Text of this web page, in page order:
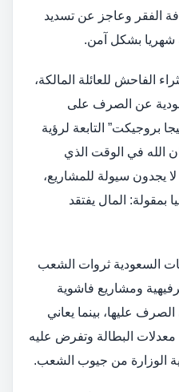
الفقر وعاجز عن تسديد
شهريا بشكل آمن.
الفاحش للعائلة المالكة،
عن الصرف على
بروجيكت” التابعة لرؤية
الله في الوقت الذي
يجدون سيولة للمشاريع،
بمقولة: المال يفتقد
السعودية ثروات الشعب
ومشاريع فاشوية
عليها، بينما يعاني
البطالة وتفرض عليه
الوزارة من جيوب الشعب.